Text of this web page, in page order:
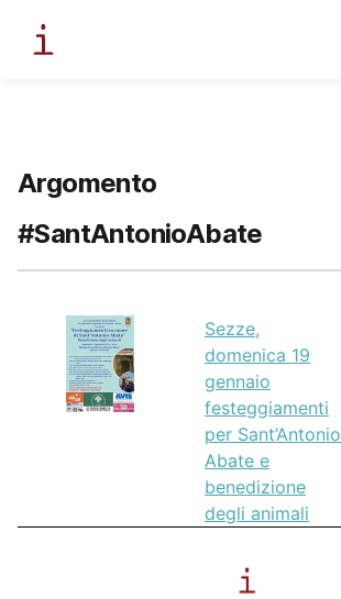
Argomento
#SantAntonioAbate
Sezze,
domenica 19
gennaio
festeggiamenti
per Sant’Antonio
Abate e
benedizione
degli animali